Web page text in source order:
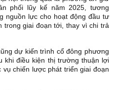
phối lũy kế năm 2025, tương
nguồn lực cho hoạt động đầu tư
trong giai đoạn tới, thay vì chi trả
dự kiến trình cổ đông phương
khi điều kiện thị trường thuận lợi
chiến lược phát triển giai đoạn